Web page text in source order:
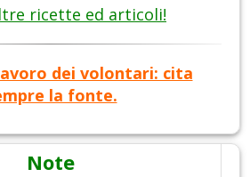
ricette ed articoli!
dei volontari: cita
la fonte.
Note